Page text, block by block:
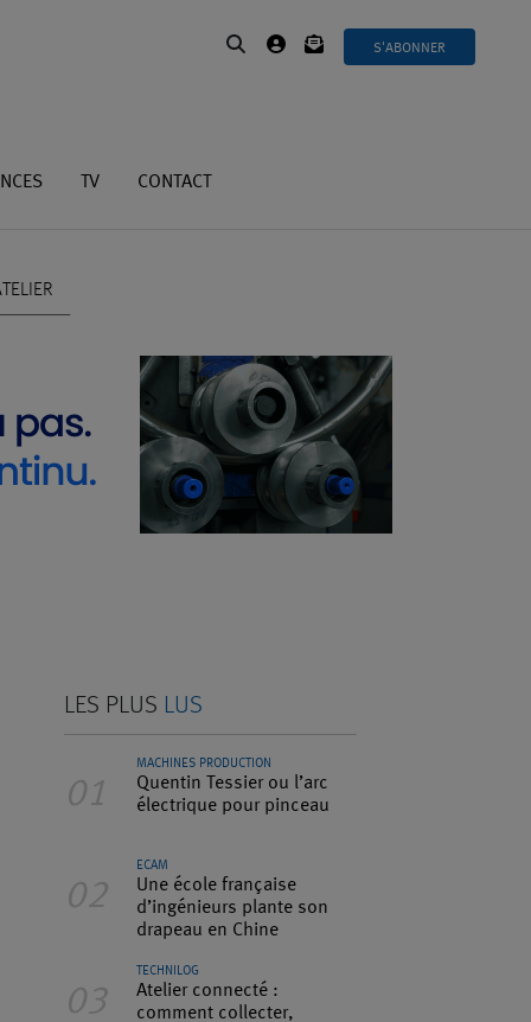
S'ABONNER
TV CONTACT
LES PLUS LUS
01
MACHINES PRODUCTION
Quentin Tessier ou l’arc
électrique pour pinceau
02
ECAM
Une école française
d’ingénieurs plante son
drapeau en Chine
03
TECHNILOG
Atelier connecté :
comment collecter,